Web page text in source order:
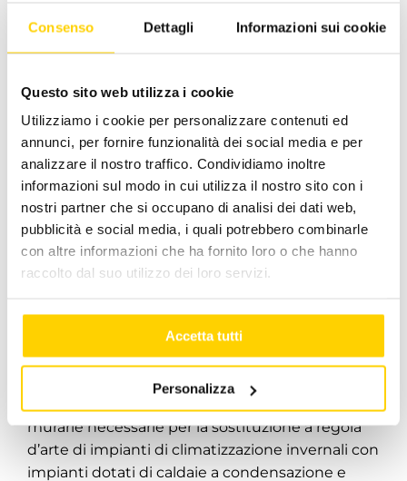
Consenso Dettagli Informazioni sui cookie
Questo sito web utilizza i cookie
Utilizziamo i cookie per personalizzare contenuti ed
annunci, per fornire funzionalità dei social media e per
analizzare il nostro traffico. Condividiamo inoltre
informazioni sul modo in cui utilizza il nostro sito con i
nostri partner che si occupano di analisi dei dati web,
pubblicità e social media, i quali potrebbero combinarle
con altre informazioni che ha fornito loro o che hanno
raccolto dal suo utilizzo dei loro servizi.
Accetta tutti
Personalizza
detrazione applicabile sarà costituito dalla
Così, per esempio, se sono stati installati dei
pannelli solari per i quali è previsto un importo
massimo di detrazione di € 60.000, ed è stato
sostituito l’impianto di climatizzazione invernale,
per il quale la detrazione massima applicabile è
di € 30.000, sarà possibile usufruire della
detrazione massima di € 90.000 rispettando il
limite di € 100.000, che è la detrazione massima
per la riqualificazione energetica di edifici
Le spese ammesse in detrazioni comprendono
sia i costi per lo smontaggio e la dismissione
dell’impianto di climatizzazione invernale
murarie necessarie per la sostituzione a regola
d’arte di impianti di climatizzazione invernali con
impianti dotati di caldaie a condensazione e